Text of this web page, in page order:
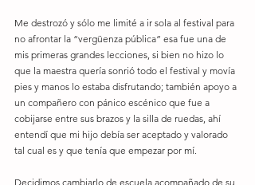
Me destrozó y sólo me limité a ir sola al festival para
no afrontar la “vergüenza pública” esa fue una de
mis primeras grandes lecciones, si bien no hizo lo
que la maestra quería sonrió todo el festival y movía
pies y manos lo estaba disfrutando; también apoyo a
un compañero con pánico escénico que fue a
cobijarse entre sus brazos y la silla de ruedas, ahí
entendí que mi hijo debía ser aceptado y valorado
tal cual es y que tenía que empezar por mí.
Decidimos cambiarlo de escuela acompañado de su